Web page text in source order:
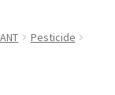
Pesticide